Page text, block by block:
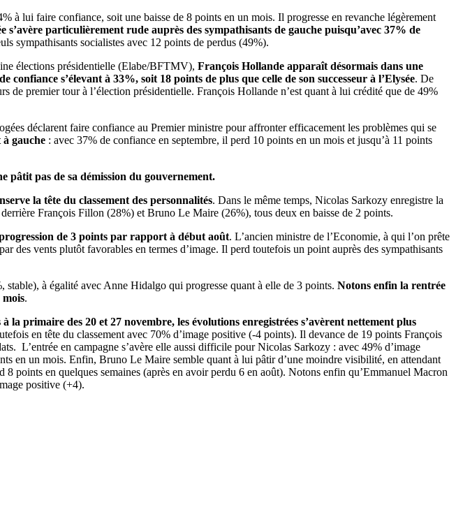
à lui faire confiance, soit une baisse de 8 points en un mois. Il progresse en revanche légèrement
s’avère particulièrement rude auprès des sympathisants de gauche puisqu’avec 37% de
sympathisants socialistes avec 12 points de perdus (49%).
élections présidentielle (Elabe/BFTMV), François Hollande apparaît désormais dans une
s’élevant à 33%, soit 18 points de plus que celle de son successeur à l’Elysée. De
de premier tour à l’élection présidentielle. François Hollande n’est quant à lui crédité que de 49%
déclarent faire confiance au Premier ministre pour affronter efficacement les problèmes qui se
gauche : avec 37% de confiance en septembre, il perd 10 points en un mois et jusqu’à 11 points
pâtit pas de sa démission du gouvernement.
la tête du classement des personnalités. Dans le même temps, Nicolas Sarkozy enregistre la
François Fillon (28%) et Bruno Le Maire (26%), tous deux en baisse de 2 points.
de 3 points par rapport à début août. L’ancien ministre de l’Economie, à qui l’on prête
des vents plutôt favorables en termes d’image. Il perd toutefois un point auprès des sympathisants
à égalité avec Anne Hidalgo qui progresse quant à elle de 3 points. Notons enfin la rentrée
mois.
primaire des 20 et 27 novembre, les évolutions enregistrées s’avèrent nettement plus
en tête du classement avec 70% d’image positive (-4 points). Il devance de 19 points François
L’entrée en campagne s’avère elle aussi difficile pour Nicolas Sarkozy : avec 49% d’image
en un mois. Enfin, Bruno Le Maire semble quant à lui pâtir d’une moindre visibilité, en attendant
points en quelques semaines (après en avoir perdu 6 en août). Notons enfin qu’Emmanuel Macron
positive (+4).